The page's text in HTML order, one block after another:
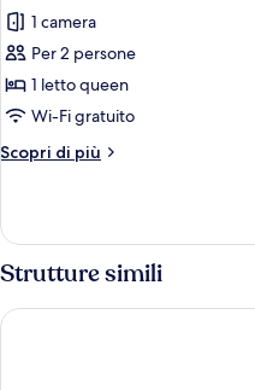
2
letti
singoli,
vista
giardino
foto
per
Doppia
Standard,
piscina
1 camera
Per 2 persone
1 letto queen
Wi-Fi gratuito
Scopri di più
Altri
Standard,
vista
piscina
Strutture simili
Amaan Beach Bungalows